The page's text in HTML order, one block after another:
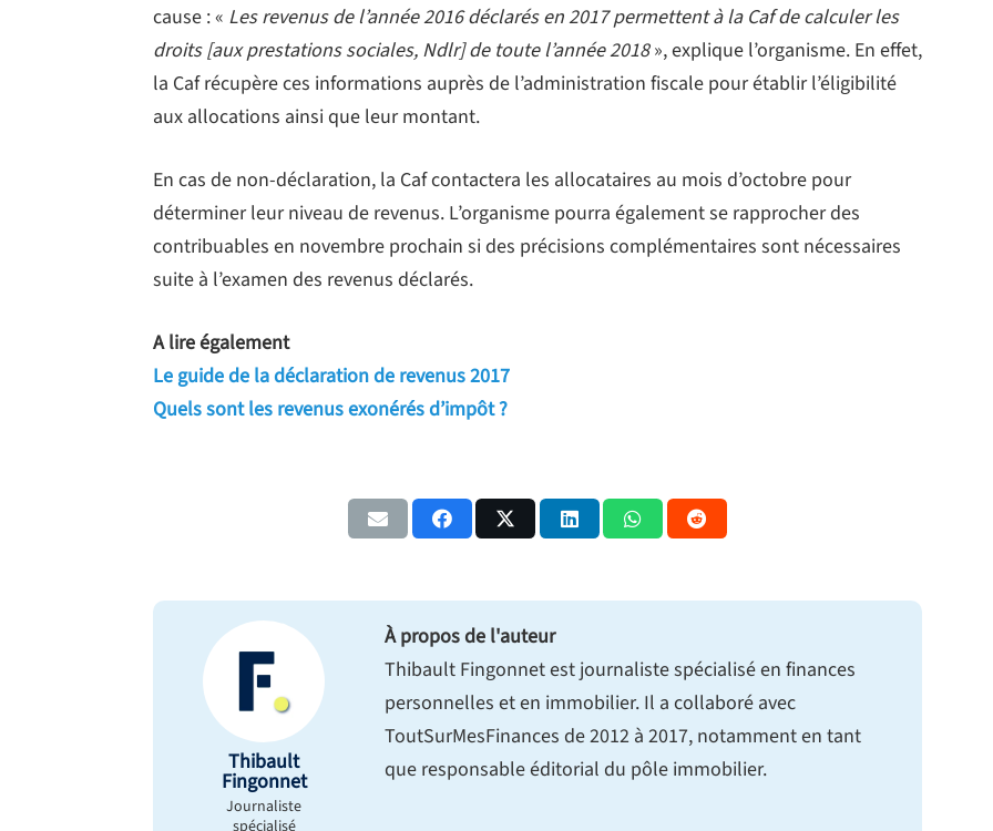
cause : « Les revenus de l’année 2016 déclarés en 2017 permettent à la Caf de calculer les
droits [aux prestations sociales, Ndlr] de toute l’année 2018», explique l’organisme. En effet,
la Caf récupère ces informations auprès de l’administration fiscale pour établir l’éligibilité
aux allocations ainsi que leur montant.
En cas de non-déclaration, la Caf contactera les allocataires au mois d’octobre pour
déterminer leur niveau de revenus. L’organisme pourra également se rapprocher des
contribuables en novembre prochain si des précisions complémentaires sont nécessaires
suite à l’examen des revenus déclarés.
A lire également
Le guide de la déclaration de revenus 2017
Quels sont les revenus exonérés d’impôt ?
Thibault
Fingonnet
Journaliste
spécialisé
À propos de l'auteur
Thibault Fingonnet est journaliste spécialisé en finances
personnelles et en immobilier. Il a collaboré avec
ToutSurMesFinances de 2012 à 2017, notamment en tant
que responsable éditorial du pôle immobilier.